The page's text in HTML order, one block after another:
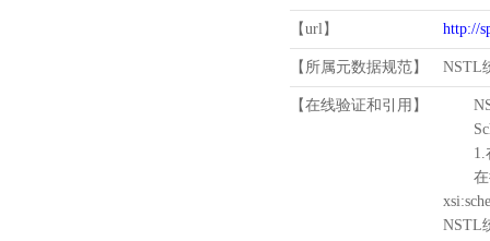
【url】 http://
【所属元数据规范】 NSTL
【在线验证和引用】
1.
在待
NSTL